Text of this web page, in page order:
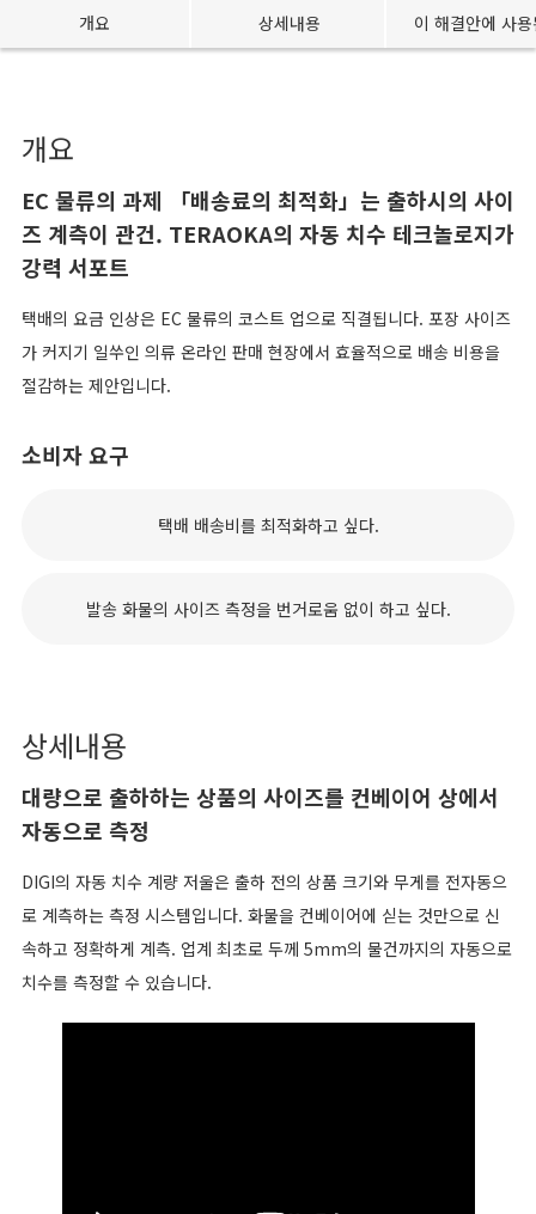
개요 상세내용 이 해결안에 사
개요
EC 물류의 과제 「배송료의 최적화」는 출하시의 사이
즈 계측이 관건. TERAOKA의 자동 치수 테크놀로지가
강력 서포트
택배의 요금 인상은 EC 물류의 코스트 업으로 직결됩니다. 포장 사이즈
가 커지기 일쑤인 의류 온라인 판매 현장에서 효율적으로 배송 비용을
절감하는 제안입니다.
소비자 요구
택배 배송비를 최적화하고 싶다.
발송 화물의 사이즈 측정을 번거로움 없이 하고 싶다.
상세내용
대량으로 출하하는 상품의 사이즈를 컨베이어 상에서
자동으로 측정
DIGI의 자동 치수 계량 저울은 출하 전의 상품 크기와 무게를 전자동으
로 계측하는 측정 시스템입니다. 화물을 컨베이어에 싣는 것만으로 신
속하고 정확하게 계측. 업계 최초로 두께 5mm의 물건까지의 자동으로
치수를 측정할 수 있습니다.